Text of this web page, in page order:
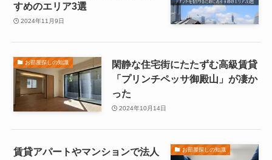
すめのエリア3選
2024年11月9日
お部屋探しの知識
閑静な住宅街にたたずむ高級賃貸
「プリンチペッサ御殿山」が凄か
った
2024年10月14日
お部屋探しの知識
賃貸アパートやマンションで法人